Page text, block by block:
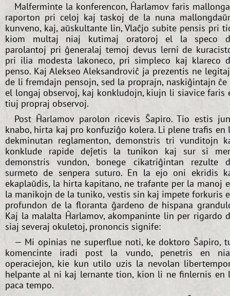
Malferminte la konferencon, Ĥarlamov faris
raporton pri celoj kaj taskoj de la nuna
kunveno, kaj, aŭskultante lin, Vlaĉjo subite pensis pri
kiom multaj niaj kutimaj oratoroj el la speco
parolantoj pri ĝeneralaj temoj devus lerni de
pri ilia modesta lakoneco, pri simpleco kaj klareco
penso. Kaj Alekseo Aleksandroviĉ ja prezentis ne
de li fremdajn pensojn, sed la proprajn, naskiĝintajn
el longaj observoj, kaj konkludojn, kiujn li siavice faris
tiuj propraj observoj.
Post Ĥarlamov parolon ricevis Ŝapiro. Tio estis
knabo, hirta kaj pro konfuziĝo kolera. Li plene trafis en
dekminutan reglamenton, demonstris tri vunditojn
konklude rapide deĵetis la tunikon kaj sur si
demonstris vundon, bonege cikatriĝintan rezulte
surmeto de senpera suturo. En la ejo oni ekridis
ekaplaŭdis, la hirta kapitano, ne trafante per la manoj
la manikojn de la tuniko, vestis sin kaj impete forkuris
profundon de la floranta ĝardeno de hispana
Kaj la malalta Ĥarlamov, akompaninte lin per rigardo
siaj severaj okuletoj, prononcis signife:
— Mi opinias ne superflue noti, ke doktoro Ŝapiro,
komencinte iradi post la vundo, penetris en
operaciejon, kie kun utilo uzis la nevolan
helpante al ni kaj lernante tion, kion li ne finlernis en
paca tempo.